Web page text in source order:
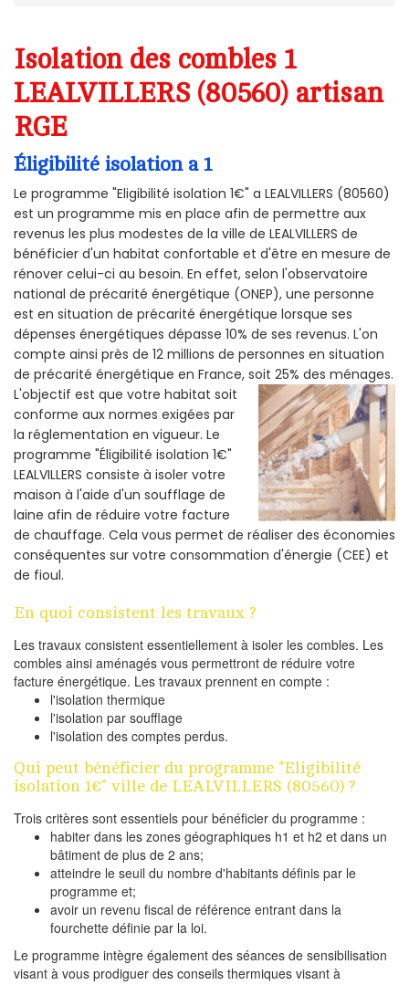
Isolation des combles 1
LEALVILLERS (80560) artisan
RGE
Éligibilité isolation a 1
Le programme "Eligibilité isolation 1€" a LEALVILLERS (80560)
est un programme mis en place afin de permettre aux
revenus les plus modestes de la ville de LEALVILLERS de
bénéficier d'un habitat confortable et d'être en mesure de
rénover celui-ci au besoin. En effet, selon l'observatoire
national de précarité énergétique (ONEP), une personne
est en situation de précarité énergétique lorsque ses
dépenses énergétiques dépasse 10% de ses revenus. L'on
compte ainsi près de 12 millions de personnes en situation
de précarité énergétique en France, soit 25% des ménages.
L'objectif est que votre habitat soit
conforme aux normes exigées par
la réglementation en vigueur. Le
programme "Éligibilité isolation 1€"
LEALVILLERS consiste à isoler votre
maison à l'aide d'un soufflage de
laine afin de réduire votre facture
de chauffage. Cela vous permet de réaliser des économies
conséquentes sur votre consommation d'énergie (CEE) et
de fioul.
En quoi consistent les travaux ?
Les travaux consistent essentiellement à isoler les combles. Les
combles ainsi aménagés vous permettront de réduire votre
facture énergétique. Les travaux prennent en compte :
l'isolation thermique
l'isolation par soufflage
l'isolation des comptes perdus.
Qui peut bénéficier du programme "Eligibilité
isolation 1€" ville de LEALVILLERS (80560) ?
Trois critères sont essentiels pour bénéficier du programme :
habiter dans les zones géographiques h1 et h2 et dans un
bâtiment de plus de 2 ans;
atteindre le seuil du nombre d'habitants définis par le
programme et;
avoir un revenu fiscal de référence entrant dans la
fourchette définie par la loi.
Le programme intègre également des séances de sensibilisation
visant à vous prodiguer des conseils thermiques visant à